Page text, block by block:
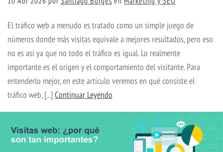
El tráfico web a menudo es tratado como un simple juego de
números donde más visitas equivale a mejores resultados, pero eso
no es así ya que no todo el tráfico es igual. Lo realmente
importante es el origen y el comportamiento del visitante. Para
entenderlo mejor, en este artículo veremos en qué consiste el
tráfico web, [...]Continuar Leyendo